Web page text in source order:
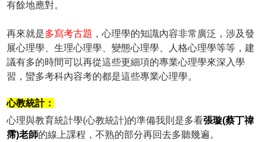
有餘地應對。
再來就是多寫考古題 ，心理學的知識內容非常廣泛，涉及發
展心理學、生理心理學、變態心理學、人格心理學等等，建
議有多的時間可以再從這些更細項的專業心理學來深入學
習，蠻多考科內容考的都是這些專業心理學。
心教統計：
心理與教育統計學(心教統計)的準備我則是多看張璇(蔡丁禕
霈)老師的線上課程，不熟的部分再回去多聽幾遍。